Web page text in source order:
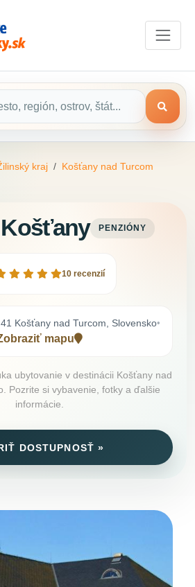
kraj
Košťany nad Turcom
PENZIÓNY
10 recenzií
Košťany nad Turcom, Slovensko•
mapu
ubytovanie v destinácii Košťany nad
Pozrite si vybavenie, fotky a ďalšie
informácie.
DOSTUPNOSŤ »